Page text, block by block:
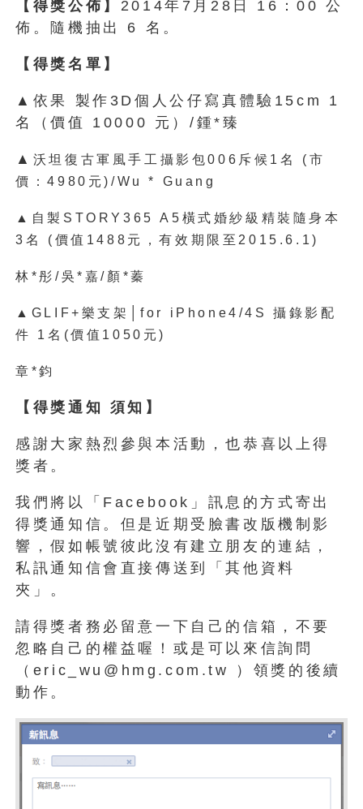
【得獎公佈】 2014年7月28日 16：00 公
佈。隨機抽出 6 名。
【得獎名單】
▲依果 製作3D個人公仔寫真體驗15cm 1
名（價值 10000 元）/鍾*臻
▲ 沃坦復古軍風手工攝影包006斥候1名 (市
價：4980元)/Wu * Guang
▲ 自製STORY365 A5橫式婚紗級精裝隨身本
3名 (價值1488元，有效期限至2015.6.1)
林*彤/吳*嘉/顏*蓁
▲ GLIF+樂支架│for iPhone4/4S 攝錄影配
件 1名 (價值1050元)
章*鈞
【得獎通知 須知】
感謝大家熱烈參與本活動，也恭喜以上得
獎者。
我們將以「Facebook」訊息的方式寄出
得獎通知信。但是近期受臉書改版機制影
響，假如帳號彼此沒有建立朋友的連結，
私訊通知信會直接傳送到「其他資料
夾」。
請得獎者務必留意一下自己的信箱，不要
忽略自己的權益喔！或是可以來信詢問
（eric_wu@hmg.com.tw ）領獎的後續
動作。